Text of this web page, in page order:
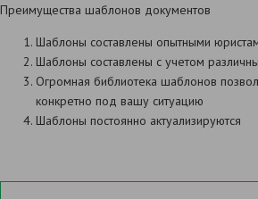
Административное
Продолжить заполнение шаблона
Преимущества шаблонов документов
Шаблоны составлены опытными
Шаблоны составлены с учетом
Огромная библиотека шаблонов
конкретно под вашу ситуацию
Шаблоны постоянно актуализируются